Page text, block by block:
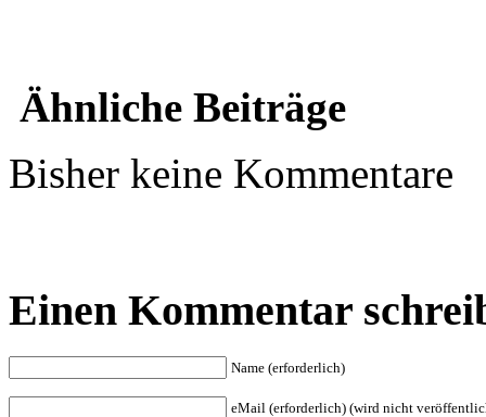
Ähnliche Beiträge
Bisher keine Kommentare
Einen Kommentar
Name (erforderlich)
eMail (erforderlich) (wird nicht